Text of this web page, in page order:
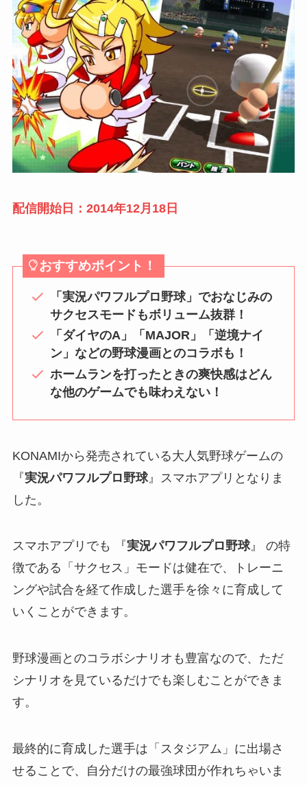
配信開始日：2014年12月18日
おすすめポイント！
「実況パワフルプロ野球」でおなじみの
サクセスモードもボリューム抜群！
「ダイヤのA」「MAJOR」「逆境ナイ
ン」などの野球漫画とのコラボも！
ホームランを打ったときの爽快感はどん
な他のゲームでも味わえない！
KONAMIから発売されている大人気野球ゲームの
『実況パワフルプロ野球』スマホアプリとなりま
した。
スマホアプリでも 『実況パワフルプロ野球』 の特
徴である「サクセス」モードは健在で、トレーニ
ングや試合を経て作成した選手を徐々に育成して
いくことができます。
野球漫画とのコラボシナリオも豊富なので、ただ
シナリオを見ているだけでも楽しむことができま
す。
最終的に育成した選手は「スタジアム」に出場さ
せることで、自分だけの最強球団が作れちゃいま